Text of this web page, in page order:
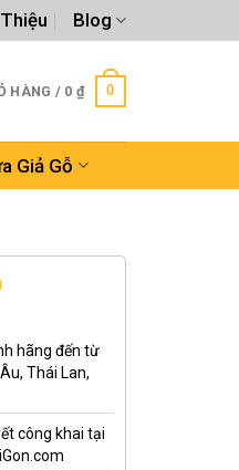
Blog
HÀNG / 0 ₫ 0
Giả Gỗ
hãng đến từ
Thái Lan,
công khai tại